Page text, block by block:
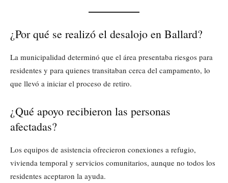
¿Por qué se realizó el desalojo en Ballard?
La municipalidad determinó que el área presentaba riesgos para
residentes y para quienes transitaban cerca del campamento, lo
que llevó a iniciar el proceso de retiro.
¿Qué apoyo recibieron las personas
afectadas?
Los equipos de asistencia ofrecieron conexiones a refugio,
vivienda temporal y servicios comunitarios, aunque no todos los
residentes aceptaron la ayuda.